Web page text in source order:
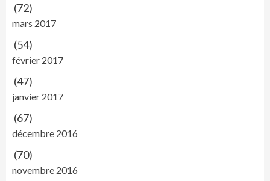
(72)
mars 2017
(54)
février 2017
(47)
janvier 2017
(67)
décembre 2016
(70)
novembre 2016